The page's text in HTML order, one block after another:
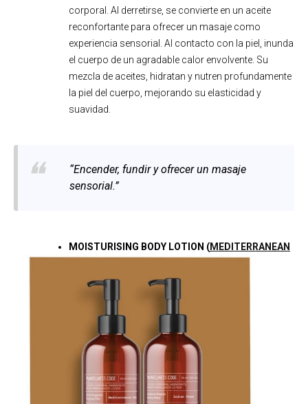
corporal. Al derretirse, se convierte en un aceite
reconfortante para ofrecer un masaje como
experiencia sensorial. Al contacto con la piel, inunda
el cuerpo de un agradable calor envolvente. Su
mezcla de aceites, hidratan y nutren profundamente
la piel del cuerpo, mejorando su elasticidad y
suavidad.
“Encender, fundir y ofrecer un masaje
sensorial.”
MOISTURISING BODY LOTION (MEDITERRANEAN